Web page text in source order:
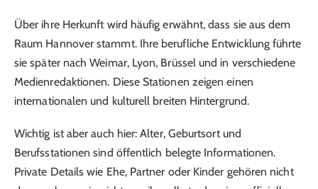
Über ihre Herkunft wird häufig erwähnt, dass sie aus dem
Raum Hannover stammt. Ihre berufliche Entwicklung führte
sie später nach Weimar, Lyon, Brüssel und in verschiedene
Medienredaktionen. Diese Stationen zeigen einen
internationalen und kulturell breiten Hintergrund.
Wichtig ist aber auch hier: Alter, Geburtsort und
Berufsstationen sind öffentlich belegte Informationen.
Private Details wie Ehe, Partner oder Kinder gehören nicht